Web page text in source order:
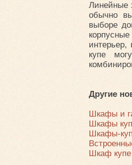
Линейные
обычно
выборе
купе
Другие
Шкафы и
Шкафы
Шкафы-
Шкаф